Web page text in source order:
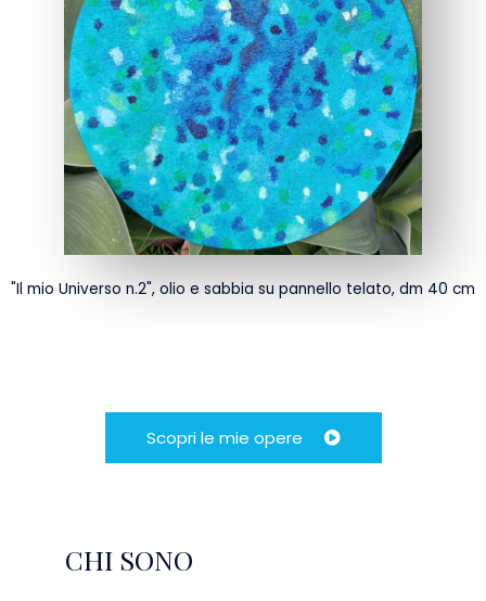
"Il mio Universo n.2", olio e sabbia su pannello telato, dm 40 cm
Scopri le mie opere
CHI SONO